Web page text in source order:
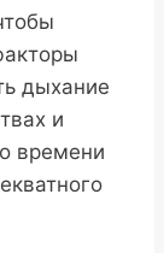
дыхание
и
времени